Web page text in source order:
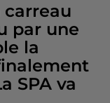
carreau
par une
la
SPA va